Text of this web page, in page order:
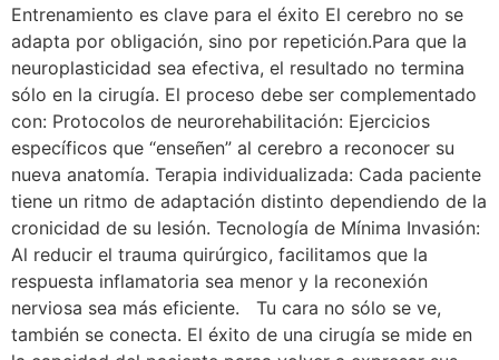
Entrenamiento es clave para el éxito El cerebro no se
adapta por obligación, sino por repetición.Para que la
neuroplasticidad sea efectiva, el resultado no termina
sólo en la cirugía. El proceso debe ser complementado
con: Protocolos de neurorehabilitación: Ejercicios
específicos que “enseñen” al cerebro a reconocer su
nueva anatomía. Terapia individualizada: Cada paciente
tiene un ritmo de adaptación distinto dependiendo de la
cronicidad de su lesión. Tecnología de Mínima Invasión:
Al reducir el trauma quirúrgico, facilitamos que la
respuesta inflamatoria sea menor y la reconexión
nerviosa sea más eficiente. Tu cara no sólo se ve,
también se conecta. El éxito de una cirugía se mide en